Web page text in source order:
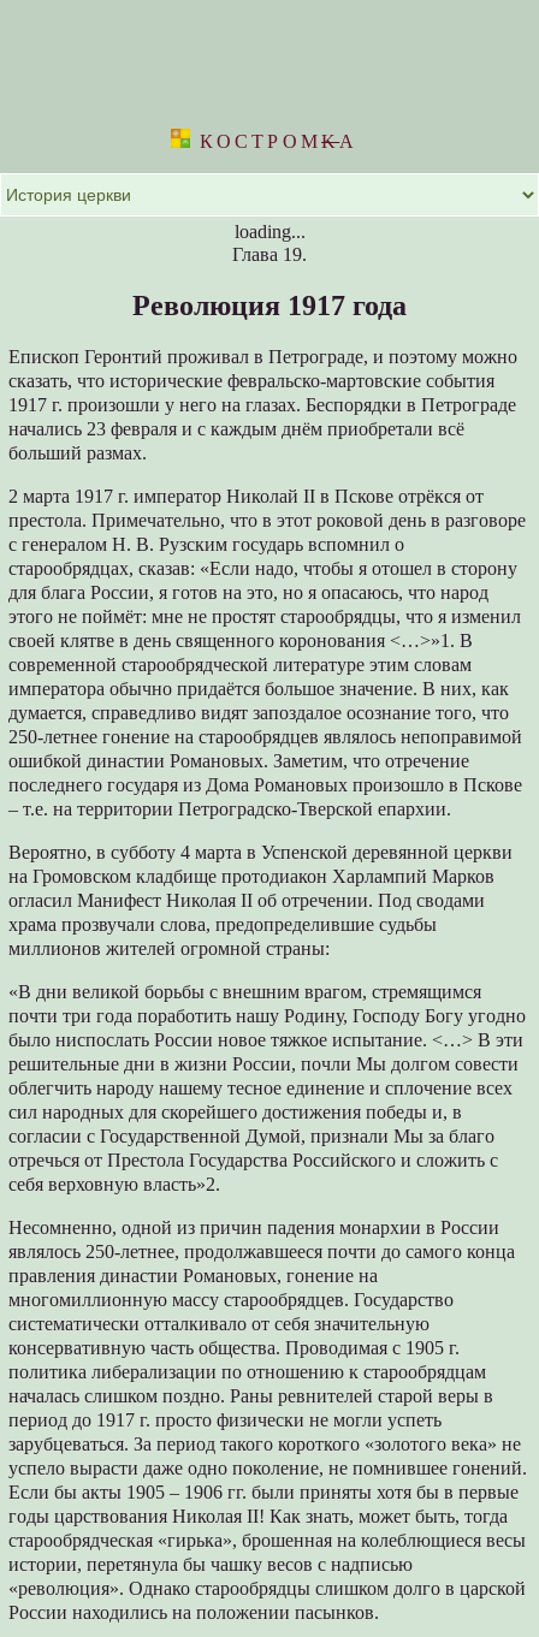
КОСТРОМKА
loading...
Глава 19.
Революция 1917 года
Епископ Геронтий проживал в Петрограде, и поэтому можно
сказать, что исторические февральско-мартовские события
1917 г. произошли у него на глазах. Беспорядки в Петрограде
начались 23 февраля и с каждым днём приобретали всё
больший размах.
2 марта 1917 г. император Николай II в Пскове отрёкся от
престола. Примечательно, что в этот роковой день в разговоре
с генералом Н. В. Рузским государь вспомнил о
старообрядцах, сказав: «Если надо, чтобы я отошел в сторону
для блага России, я готов на это, но я опасаюсь, что народ
этого не поймёт: мне не простят старообрядцы, что я изменил
своей клятве в день священного коронования <…>»1. В
современной старообрядческой литературе этим словам
императора обычно придаётся большое значение. В них, как
думается, справедливо видят запоздалое осознание того, что
250-летнее гонение на старообрядцев являлось непоправимой
ошибкой династии Романовых. Заметим, что отречение
последнего государя из Дома Романовых произошло в Пскове
– т.е. на территории Петроградско-Тверской епархии.
Вероятно, в субботу 4 марта в Успенской деревянной церкви
на Громовском кладбище протодиакон Харлампий Марков
огласил Манифест Николая II об отречении. Под сводами
храма прозвучали слова, предопределившие судьбы
миллионов жителей огромной страны:
«В дни великой борьбы с внешним врагом, стремящимся
почти три года поработить нашу Родину, Господу Богу угодно
было ниспослать России новое тяжкое испытание. <…> В эти
решительные дни в жизни России, почли Мы долгом совести
облегчить народу нашему тесное единение и сплочение всех
сил народных для скорейшего достижения победы и, в
согласии с Государственной Думой, признали Мы за благо
отречься от Престола Государства Российского и сложить с
себя верховную власть»2.
Несомненно, одной из причин падения монархии в России
являлось 250-летнее, продолжавшееся почти до самого конца
правления династии Романовых, гонение на
многомиллионную массу старообрядцев. Государство
систематически отталкивало от себя значительную
консервативную часть общества. Проводимая с 1905 г.
политика либерализации по отношению к старообрядцам
началась слишком поздно. Раны ревнителей старой веры в
период до 1917 г. просто физически не могли успеть
зарубцеваться. За период такого короткого «золотого века» не
успело вырасти даже одно поколение, не помнившее гонений.
Если бы акты 1905 – 1906 гг. были приняты хотя бы в первые
годы царствования Николая II! Как знать, может быть, тогда
старообрядческая «гирька», брошенная на колеблющиеся весы
истории, перетянула бы чашку весов с надписью
«революция». Однако старообрядцы слишком долго в царской
России находились на положении пасынков.